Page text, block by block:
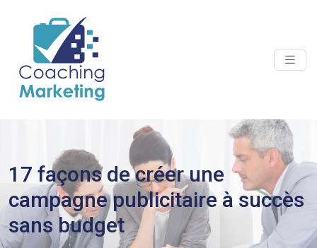
17 façons de créer une
campagne publicitaire à succès
sans budget